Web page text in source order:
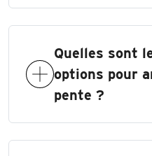
Quelles sont
options pour
pente ?